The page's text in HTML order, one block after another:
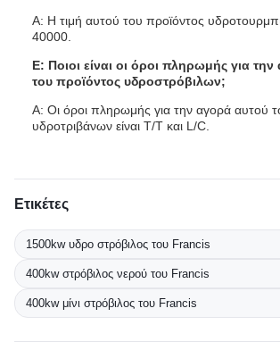
Α: Η τιμή αυτού του προϊόντος
40000.
Ε: Ποιοι είναι οι όροι πληρωμής για
του προϊόντος υδροστρόβιλων;
Α: Οι όροι πληρωμής για την αγορά αυτού
υδροτριβάνων είναι T/T και L/C.
Ετικέτες
1500kw υδρο στρόβιλος του Francis
400kw στρόβιλος νερού του Francis
400kw μίνι στρόβιλος του Francis